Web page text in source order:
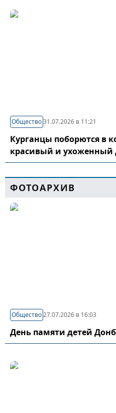
Общество31.07.2026 в 11:21
Курганцы поборются в
красивый и ухоженный
ФОТОАРХИВ
Общество27.07.2026 в 16:03
День памяти детей